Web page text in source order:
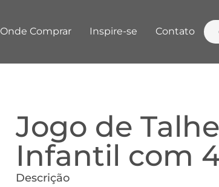
Onde Comprar Inspire-se Contato
Jogo de
Infantil com
Descrição